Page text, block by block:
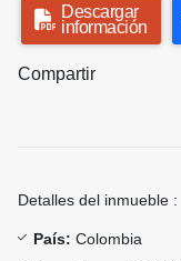
Descargar
información
Compartir
Detalles del inmueble :
País: Colombia